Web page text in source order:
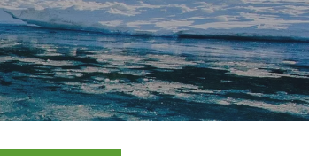
Санатории
Гостиницы, отели
Коттеджи, базы
Сельские усадьбы
Мотели, придорожные отели